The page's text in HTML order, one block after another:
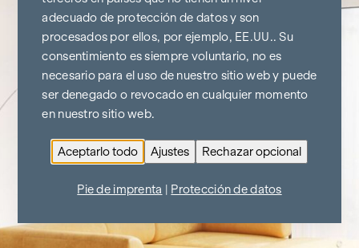
adecuado de protección de datos y son
procesados por ellos, por ejemplo, EE.UU.. Su
consentimiento es siempre voluntario, no es
necesario para el uso de nuestro sitio web y puede
ser denegado o revocado en cualquier momento
en nuestro sitio web.
Aceptarlo todo Ajustes Rechazar opcional
Pie de imprenta Protección de datos